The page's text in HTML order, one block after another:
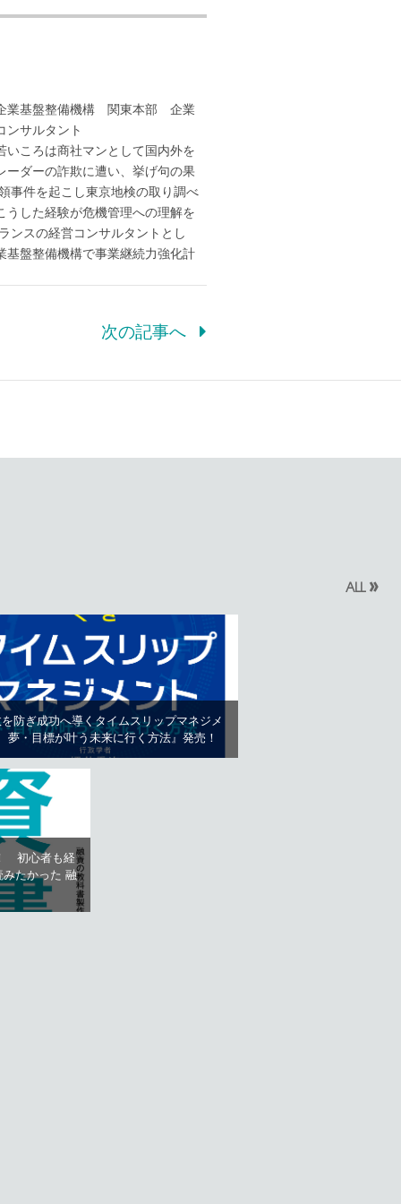
企業基盤整備機構 関東本部 企業
サルタント
ころは商社マンとして国内外を
ダーの詐欺に遭い、挙げ句の果
事件を起こし東京地検の取り調べ
うした経験が危機管理への理解を
ンスの経営コンサルタントとし
基盤整備機構で事業継続力強化計
次の記事へ
ALL »
を防ぎ成功へ導くタイムスリップマネジメ
・目標が叶う未来に行く方法』発売！
初心者も経
みたかった 融